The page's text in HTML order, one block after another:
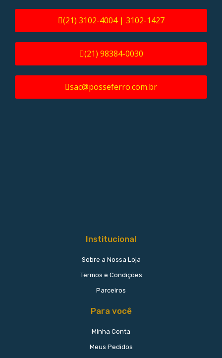
(21) 3102-4004 | 3102-1427
(21) 98384-0030
sac@posseferro.com.br
Institucional
Sobre a Nossa Loja
Termos e Condições
Parceiros
Para você
Minha Conta
Meus Pedidos